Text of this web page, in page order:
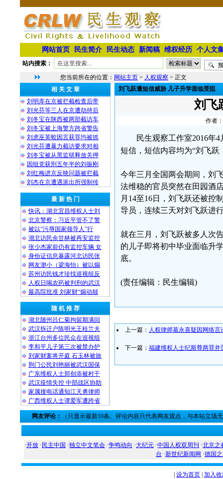
网站首页 民生简介 民生动态 新闻稿 维权经历 个人文
站内搜索：
您当前所在的位置： 网站主页 > 人权观察 > 正文
相 关 文 章
刘明库在京被拦截检查后带
刘光芬等三人在京遭劫持后
刘冬宝在陕西被两部截访车
刘冬宝被上海警方跨省警告
刘虎巫英蛟因言获罪均被抓
刘光芬遭暴力截访要求对相
刘冬宝被从黑监狱释放关押
因组党获刑五年半的刘振刚
刘红梅进京反映问题被拦截
刘杰在京遭遇派出所强制传
最 新 热 门
快讯：湖北宜昌维权人士刘
北京警察：习近平管不了警
被以“污辱国家领导人”行
湖北访民余甘林被再安监控
张少杰家前仍有监控车辆 女
身份证信息暴露河北访民张
网友渺小（梁海怡）被以煽
苏州访民钱才珍找巡视组反
人权日喝农药被判刑的武汉
最高院批准 刘家财“煽动颠
随 机 推 荐
湖北随州吕仁菊拘留期满回
武汉拆迁户陈明光王桂兰夫
浙江台州多位民众在巡视组
李和平儿子第三次被禁办护
刘家财案将开庭 石玉林被旅
荆门公民刘艳丽被武汉国保
广东维权人士郑创添被村干
武汉疫情失控 中部战区协助
家属接电话通知江天勇律师
广西维权人士谭爱军遭跨省
刘飞跃遭短信威胁 儿子升学面临受阻
刘飞
作者
民生观察工作室2016年
短信，短信内容均为“刘飞
今年三月全国两会期间，刘
法维稳的官员突然在田园酒
月14至16日，刘飞跃还被控
导员，连续三天对刘飞跃进
就在三月，刘飞跃被多人次
的儿子即将初中毕业面临升
底。
(责任编辑：民生编辑)
上一篇： 人权律师葛永喜疑因网络言
下一篇： 福建维权人士纪斯尊两罪并
网友评论： （只显示最新10条。评论内容只代表网友观点，与本站立场
·开放 · 民主中国 ·独立中文笔会 ·争鸣动向 ·大纪元 ·中国人权双周刊 ·北京之
台 ·新世纪新闻网 ·德国
设为首页 加入